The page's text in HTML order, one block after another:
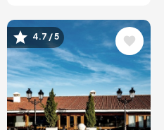
Image
4.7 / 5